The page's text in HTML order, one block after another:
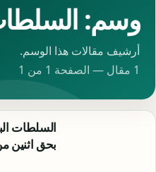
وسم: السلطات
أرشيف مقالات هذا الوسم.
1 مقال — الصفحة 1 من 1
السلطات
بحق اثنين